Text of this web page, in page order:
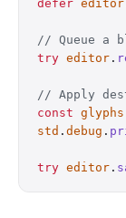
defer editor
// Queue a
try editor .
// Apply
const glyphs
std . debug .
try editor .